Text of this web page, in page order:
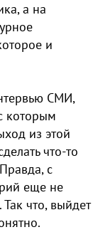
а на
и
СМИ,
которым
из этой
что-то
с
еще не
что, выйдет